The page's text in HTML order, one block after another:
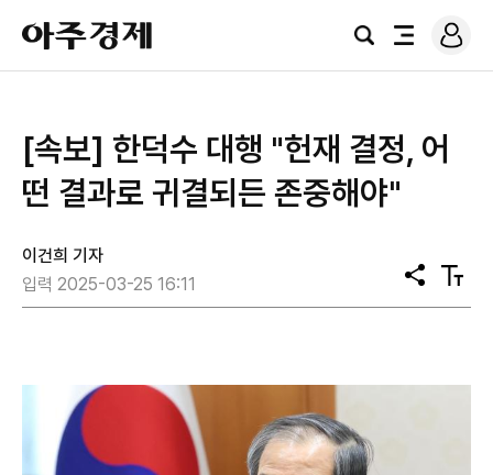
아
주
경
검
전
로
그
[속보] 한덕수 대행 "헌재 결정, 어
떤 결과로 귀결되든 존중해야"
이건희 기자
입력 2025-03-25 16:11
공
유
텍
스